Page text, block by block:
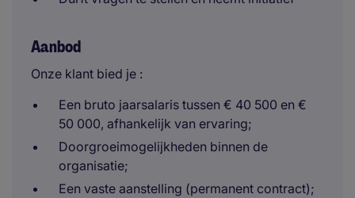
Aanbod
Onze klant bied je :
Een bruto jaarsalaris tussen € 40 500 en €
50 000, afhankelijk van ervaring;
Doorgroeimogelijkheden binnen de
organisatie;
Een vaste aanstelling (permanent contract);